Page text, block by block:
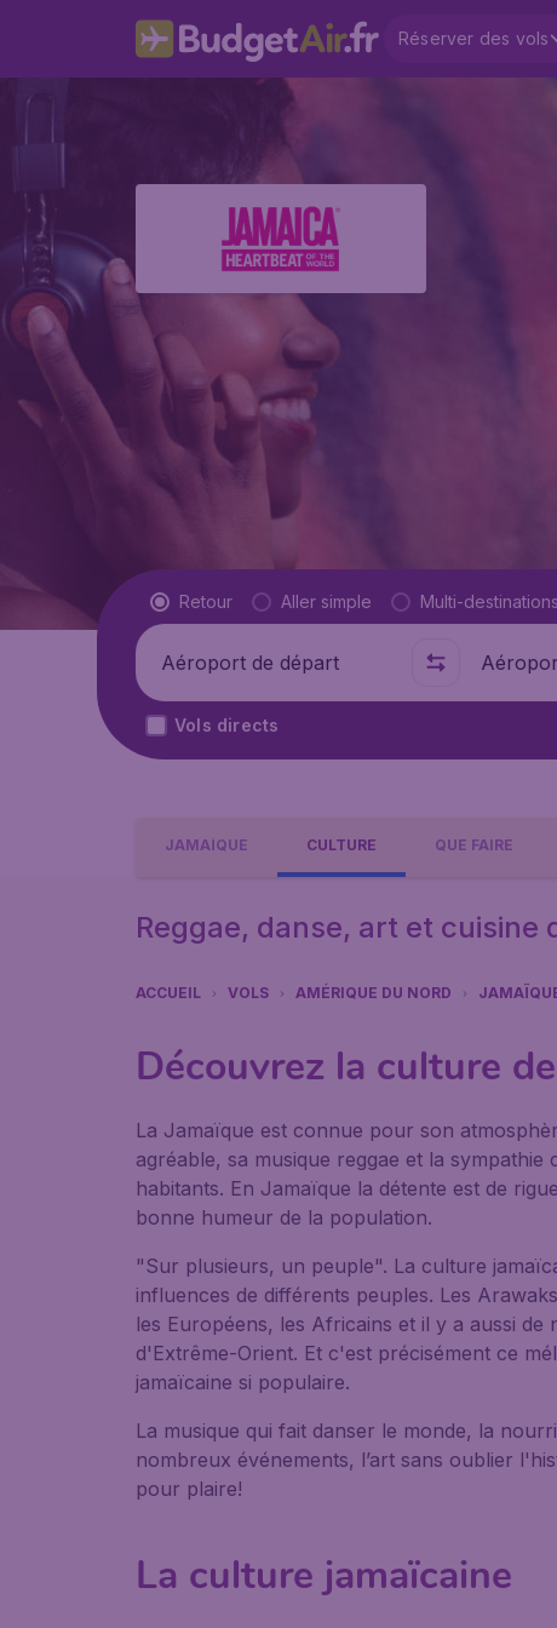
Réserver des vols
Type de vol
Retour Aller simple Multi-destinations
Départ de Où
Vols directs
JAMAÏQUE CULTURE QUE FAIRE
Reggae, danse, art et cuisine
ACCUEIL VOLS AMÉRIQUE DU NORD
Découvrez la culture
La Jamaïque est connue pour son
agréable, sa musique reggae et la sympathie
habitants. En Jamaïque la détente est de
bonne humeur de la population.
"Sur plusieurs, un peuple". La culture
influences de différents peuples. Les
les Européens, les Africains et il y a aussi de
d'Extrême-Orient. Et c'est précisément ce
jamaïcaine si populaire.
La musique qui fait danser le monde, la
nombreux événements, l’art sans oublier
pour plaire!
La culture jamaïcaine